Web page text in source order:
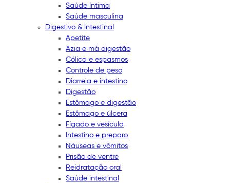
Saúde íntima
Saúde masculina
Digestivo & Intestinal
Apetite
Azia e má digestão
Cólica e espasmos
Controle de peso
Diarreia e intestino
Digestão
Estômago e digestão
Estômago e úlcera
Fígado e vesícula
Intestino e preparo
Náuseas e vômitos
Prisão de ventre
Reidratação oral
Saúde intestinal